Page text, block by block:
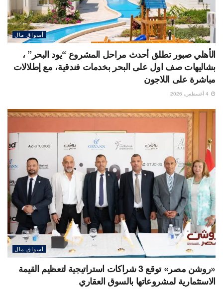
أسواق مال
الأهلي صبور تطلق أحدث مراحل المشروع “يود البحر” ،
بشاليهات صف اول على البحر بخدمات فندقية، مع إطلالات
مباشرة على اللاجون
أسواق مال
«روشن مصر» توقع 3 شراكات استراتيجية لتعظيم القيمة
الاستثمارية لمشروعاتها بالسوق العقاري